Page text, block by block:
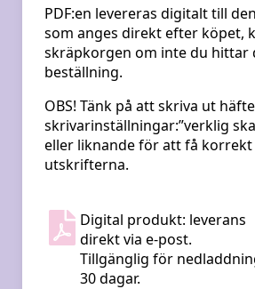
PDF:en levereras digitalt till
som anges direkt efter köpet,
skräpkorgen om inte du hittar
beställning.
OBS! Tänk på att skriva ut
skrivarinställningar:”verklig
eller liknande för att få
utskrifterna.
Digital produkt: leverans
direkt via e-post.
Tillgänglig för
30 dagar.